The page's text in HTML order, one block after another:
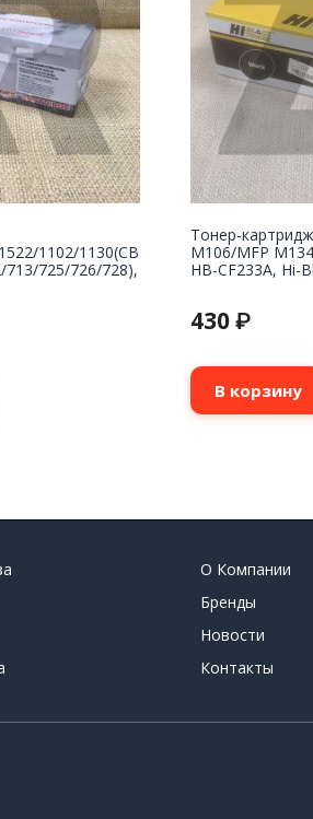
1102/1130(CB
725/726/728),
Тонер-
M106/MFP
HB-CF233A, Hi-
430 ₽
В корзину
О Компании
Бренды
Новости
Контакты